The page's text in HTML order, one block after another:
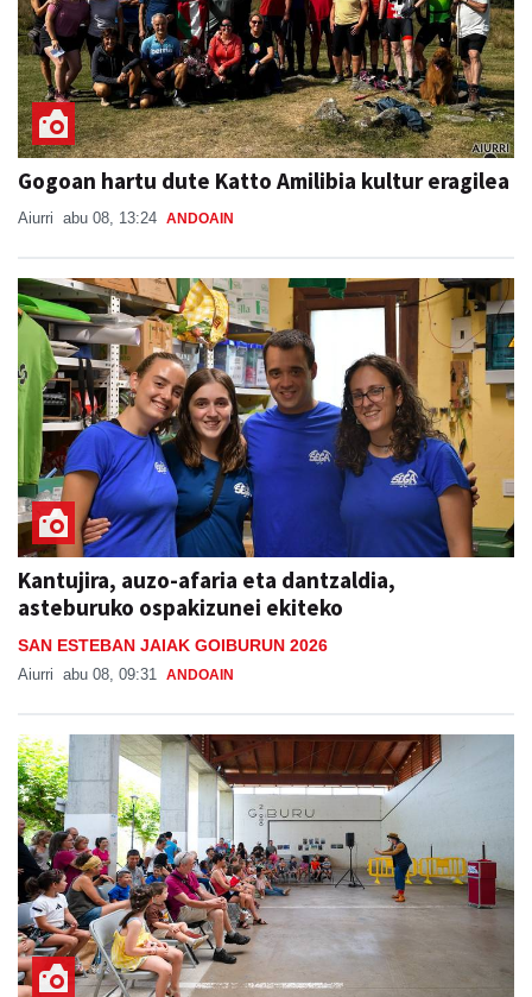
Gogoan hartu dute Katto Amilibia kultur eragilea
Aiurri abu 08, 13:24 ANDOAIN
Kantujira, auzo-afaria eta dantzaldia,
asteburuko ospakizunei ekiteko
SAN ESTEBAN JAIAK GOIBURUN 2026
Aiurri abu 08, 09:31 ANDOAIN